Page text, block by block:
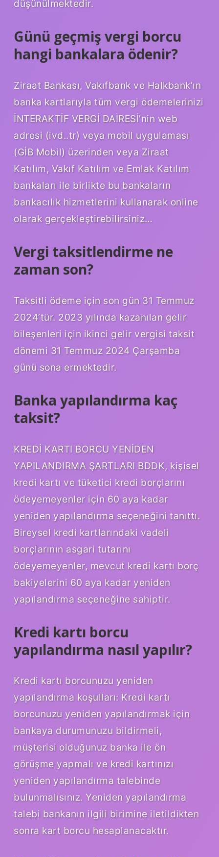
düşünülmektedir.
Günü geçmiş vergi borcu
hangi bankalara ödenir?
Ziraat Bankası, Vakıfbank ve Halkbank’ın
banka kartlarıyla tüm vergi ödemelerinizi
İNTERAKTİF VERGİ DAİRESİ’nin web
adresi (ivd..tr) veya mobil uygulaması
(GİB Mobil) üzerinden veya Ziraat
Katılım, Vakıf Katılım ve Emlak Katılım
bankaları ile birlikte bu bankaların
bankacılık hizmetlerini kullanarak online
olarak gerçekleştirebilirsiniz…
Vergi taksitlendirme ne
zaman son?
Taksitli ödeme için son gün 31 Temmuz
2024’tür. 2023 yılında kazanılan gelir
bileşenleri için ikinci gelir vergisi taksit
dönemi 31 Temmuz 2024 Çarşamba
günü sona ermektedir.
Banka yapılandırma kaç
taksit?
KREDİ KARTI BORCU YENİDEN
YAPILANDIRMA ŞARTLARI BDDK, kişisel
kredi kartı ve tüketici kredi borçlarını
ödeyemeyenler için 60 aya kadar
yeniden yapılandırma seçeneğini tanıttı.
Bireysel kredi kartlarındaki vadeli
borçlarının asgari tutarını
ödeyemeyenler, mevcut kredi kartı borç
bakiyelerini 60 aya kadar yeniden
yapılandırma seçeneğine sahiptir.
Kredi kartı borcu
yapılandırma nasıl yapılır?
Kredi kartı borcunuzu yeniden
yapılandırma koşulları: Kredi kartı
borcunuzu yeniden yapılandırmak için
bankaya durumunuzu bildirmeli,
müşterisi olduğunuz banka ile ön
görüşme yapmalı ve kredi kartınızı
yeniden yapılandırma talebinde
bulunmalısınız. Yeniden yapılandırma
talebi bankanın ilgili birimine iletildikten
sonra kart borcu hesaplanacaktır.